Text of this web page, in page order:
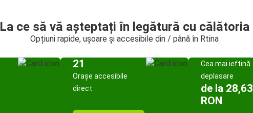
La ce să vă așteptați în legătură cu călătoria
Opțiuni rapide, ușoare și accesibile din / până în Rtina
21
Orașe accesibile
direct
Cea mai ieftină
deplasare
de la 28,63
RON